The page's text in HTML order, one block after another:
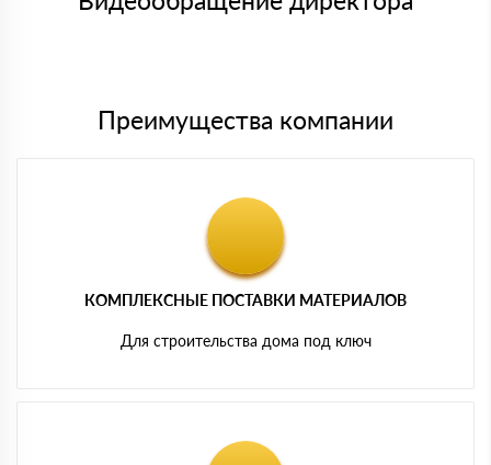
Преимущества компании
КОМПЛЕКСНЫЕ ПОСТАВКИ МАТЕРИАЛОВ
Для строительства дома под ключ